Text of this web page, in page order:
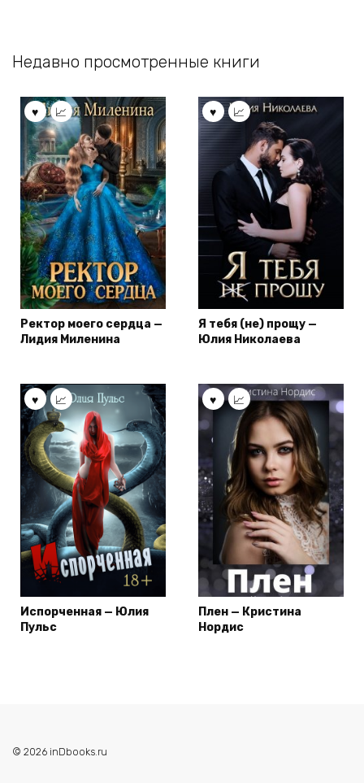
Недавно просмотренные книги
Ректор моего сердца —
Лидия Миленина
Я тебя (не) прощу —
Юлия Николаева
Испорченная — Юлия
Пульс
Плен — Кристина
Нордис
© 2026 inDbooks.ru